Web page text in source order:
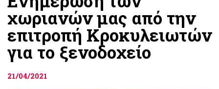
χωριανών μας από την
επιτροπή Κροκυλειωτών
για το ξενοδοχείο
21/04/2021